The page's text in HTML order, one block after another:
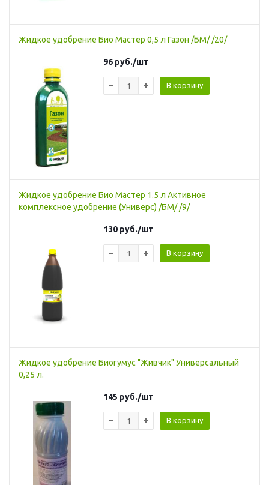
Жидкое удобрение Био Мастер 0,5 л Газон /БМ/ /20/
96 руб./шт
В корзину
Жидкое удобрение Био Мастер 1.5 л Активное
комплексное удобрение (Универс) /БМ/ /9/
130 руб./шт
В корзину
Жидкое удобрение Биогумус "Живчик" Универсальный
0,25 л.
145 руб./шт
В корзину